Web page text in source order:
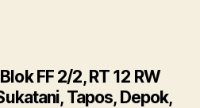
FF 2/2, RT 12 RW
Tapos, Depok,